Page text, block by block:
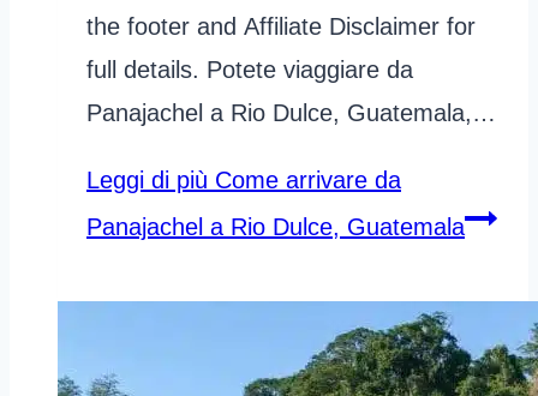
the footer and Affiliate Disclaimer for
full details. Potete viaggiare da
Panajachel a Rio Dulce, Guatemala,…
Leggi di più Come arrivare da
Panajachel a Rio Dulce, Guatemala